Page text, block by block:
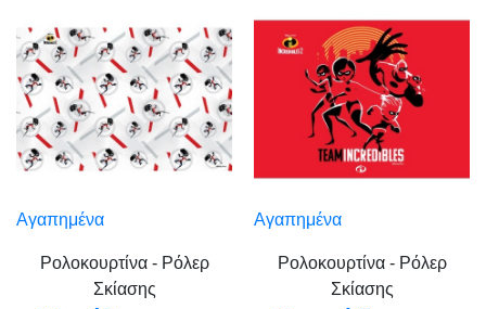
Αγαπημένα
Ρολοκουρτίνα - Ρόλερ
Σκίασης
Αγαπημένα
Ρολοκουρτίνα - Ρόλερ
Σκίασης